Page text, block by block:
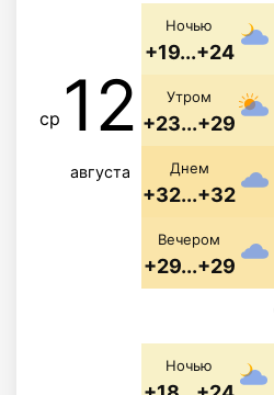
ср 12
августа
Ночью
+19...+24
Утром
+23...+29
Днем
+32...+32
Вечером
+29...+29
Ночью